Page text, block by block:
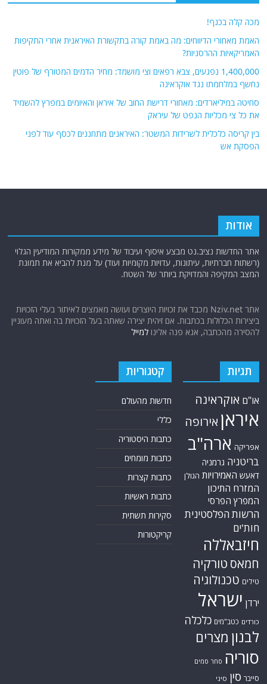
מכה קלה בכנף!
האמת מאחורי הדיווחים: מה באמת קורה בתקשורת האיראנית אחרי התקיפות
האמריקאיות ההרסניות?
1,400,000 נפגעים, צבא רפאים וצי מושמד: מחיר הדמים המטורף של פוטין
נחשף במלחמתו נגד אוקראינה
סחיטה במיליארדים: מאחורי דרישת החוב של איראן והאיומים במפרץ להשמיד
את כל צי מכליות הנפט של עיראק
בין קריסה כלכלית לשרידות המשטר: האיראנים מתחננים לכסף עוד לפני
הפסקת אש
אודות
אתר החדשות נציב.נט מבצע איסוף ועיבוד של מידע ממקורות המודיעין הגלוי
(רשתות חברתיות, עיתונות, עדויות מקומיות ועוד) על מנת להביא את תמונת
המצב המקיפה והמדויקת ביותר של השטח.
אתר Nziv.net מכבד את זכויות היוצרים ועושה מאמצים לאיתור בעלי הזכויות
ביצירות הכלולות בכתבות. אם זיהית יצירה שאתה בעל הזכויות בה ואתה מעוניין
להסירה מהכתבה, אנא פנה אלינולמייל
תגיות
או"ם אוקראינה
איראן אירופה
אפריקה ארה"ב
בריטניה גרמניה
דאעש האמירויות הגולן
המזרח התיכון
המפרץ הפרסי
הרשות הפלסטינית
חות'ים
חיזבאללה
חמאס טורקיה
טילים טכנולוגיה
ירדן ישראל
כורדים כטב"מים כלכלה
לבנון מצרים
סוריה סחר סמים
סייבר סין סיני
קטגוריות
חדשות מהעולם
כללי
כתבות היסטוריה
כתבות מומחים
כתבות קצרות
כתבות ראשיות
סקירות תשתית
קריקטורות